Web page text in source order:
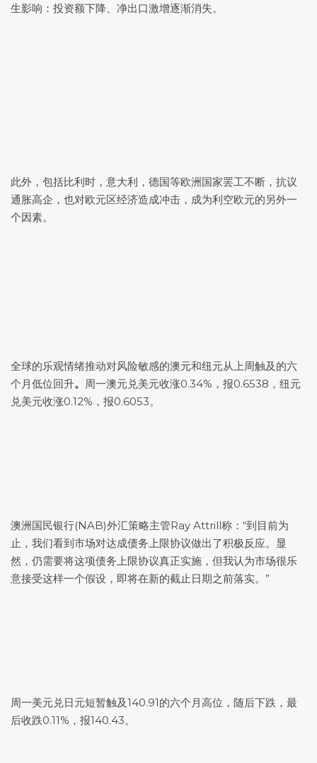
生影响：投资额下降、净出口激增逐渐消失。
此外，包括比利时，意大利，德国等欧洲国家罢工不断，抗议
通胀高企，也对欧元区经济造成冲击，成为利空欧元的另外一
个因素。
全球的乐观情绪推动对风险敏感的澳元和纽元从上周触及的六
个月低位回升。 周一澳元兑美元收涨0.34%，报0.6538， 纽元
兑美元收涨0.12%，报0.6053。
澳洲国民银行(NAB)外汇策略主管Ray Attrill称：“到目前为
止，我们看到市场对达成债务上限协议做出了积极反应。显
然，仍需要将这项债务上限协议真正实施，但我认为市场很乐
意接受这样一个假设，即将在新的截止日期之前落实。”
周一美元兑日元短暂触及140.91的六个月高位，随后下跌，最
后收跌0.11%，报140.43。